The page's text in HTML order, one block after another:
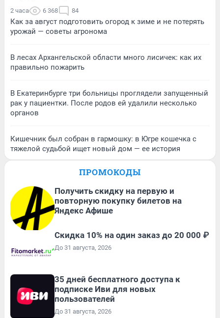
2 часа 6 368 84
Как за август подготовить огород к зиме и не потерять
урожай — советы агронома
В лесах Архангельской области много лисичек: как их
правильно пожарить
В Екатеринбурге три больницы проглядели запущенный
рак у пациентки. После родов ей удалили несколько
органов
Кишечник был собран в гармошку: в Югре кошечка с
тяжелой судьбой ищет новый дом — ее история
ПРОМОКОДЫ
Получить скидку на первую и
повторную покупку билетов на
Яндекс Афише
Скидка 10% на один заказ до 20 000 ₽
До 31 августа, 2026
35 дней бесплатного доступа к
подписке Иви для новых
пользователей
До 31 августа, 2026